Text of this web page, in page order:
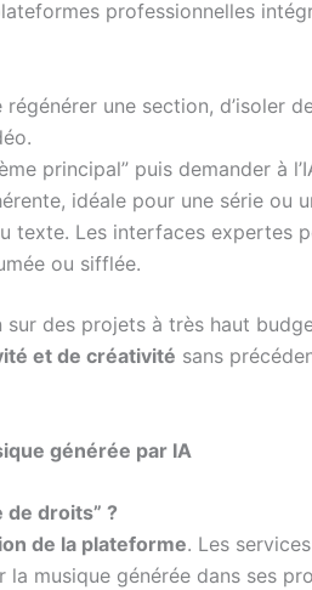
professionnelles
une section, d’isoler
principal” puis demander à
idéale pour une série ou
texte. Les interfaces expertes
ou sifflée.
sur des projets à très haut
et de créativité sans
générée par IA
droits” ?
de la plateforme. Les
la musique générée dans ses